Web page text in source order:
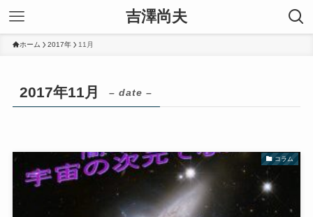
吉澤尚夫
ホーム 2017年 11月
2017年11月 – date –
コラム